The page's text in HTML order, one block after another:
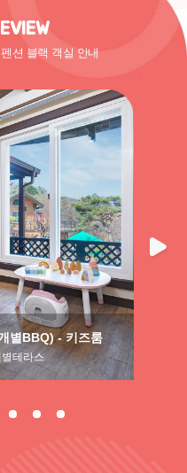
션 블랙 객실 안내
별BBQ) - 키즈룸
테라스